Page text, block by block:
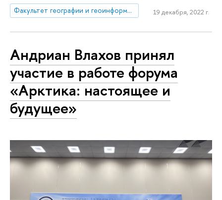
Факультет географии и геоинформационных технологий
19 декабря, 2022 г.
Андриан Влахов принял
участие в работе форума
«Арктика: настоящее и
будущее»